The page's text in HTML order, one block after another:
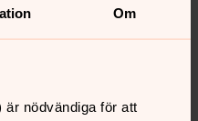
Om
nödvändiga för att